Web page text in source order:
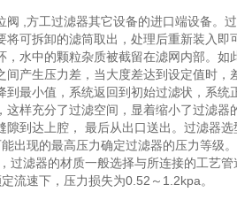
,方工过滤器其它设备的进口端设备。
可拆卸的滤筒取出，处理后重新装入即
水中的颗粒杂质被截留在滤网内部。
产生压力差，当大度差达到设定值时
最小值，系统返回到初始过滤状，系统
样充分了过滤空间，显着缩小了过滤
到达上腔， 最后从出口送出。过滤器
现的最高压力确定过滤器的压力等级
滤器的材质一般选择与所连接的工艺
流速下，压力损失为0.52～1.2kpa。